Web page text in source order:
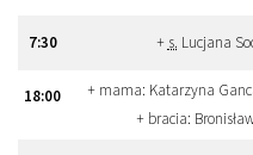
7:30 + s. Lucjana
18:00
+ mama: Katarzyna
+ bracia: